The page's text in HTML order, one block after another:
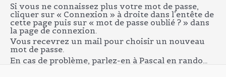
Si vous ne connaissez plus votre mot de passe,
cliquer sur « Connexion » à droite dans l’entête de
cette page puis sur « mot de passe oublié ? » dans
la page de connexion.
Vous recevrez un mail pour choisir un nouveau
mot de passe.
En cas de problème, parlez-en à Pascal en rando…